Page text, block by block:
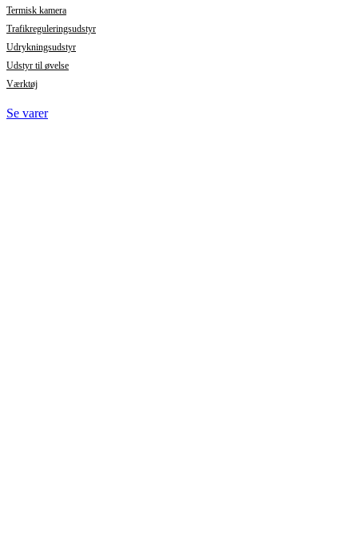
Termisk kamera
Trafikreguleringsudstyr
Udrykningsudstyr
Udstyr til øvelse
Værktøj
Se varer